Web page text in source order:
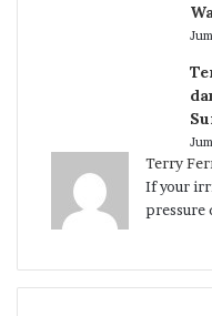
Terry
If your
pressure